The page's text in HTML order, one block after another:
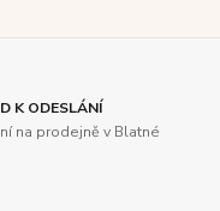
K ODESLÁNÍ
na prodejně v Blatné